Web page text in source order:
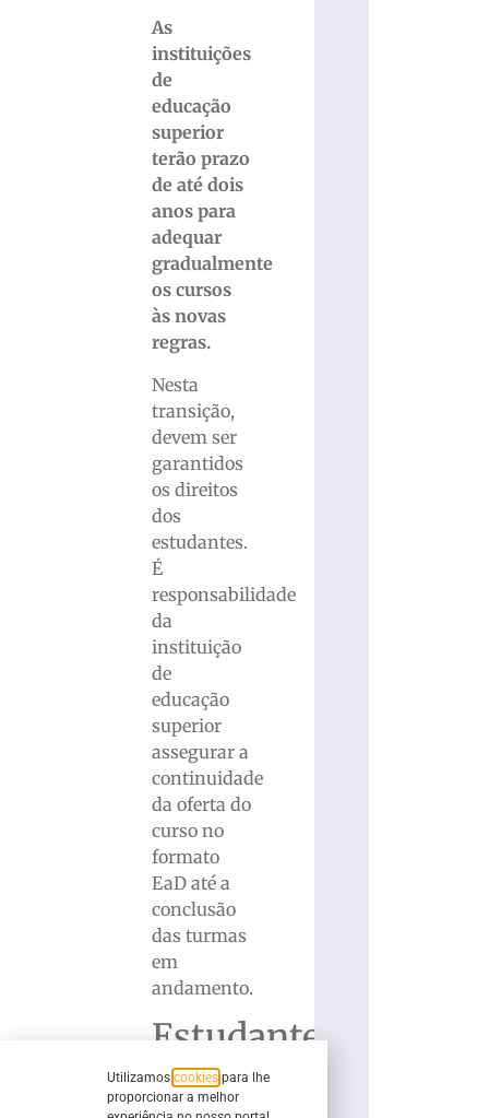
As
instituições
de
educação
superior
terão prazo
de até dois
anos para
adequar
gradualmente
os cursos
às novas
regras.
Nesta
transição,
devem ser
garantidos
os direitos
dos
estudantes.
É
responsabilidade
da
instituição
de
educação
superior
assegurar a
continuidade
da oferta do
curso no
formato
EaD até a
conclusão
das turmas
em
andamento.
Estudantes
do
Utilizamos cookies para lhe
proporcionar a melhor